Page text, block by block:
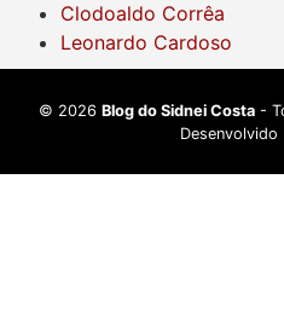
Clodoaldo Corrêa
Leonardo Cardoso
© 2026 Blog do Sidnei Costa -
Desenvolvido